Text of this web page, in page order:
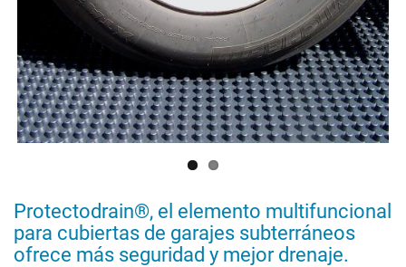
Protectodrain®, el elemento multifuncional
para cubiertas de garajes subterráneos
ofrece más seguridad y mejor drenaje.